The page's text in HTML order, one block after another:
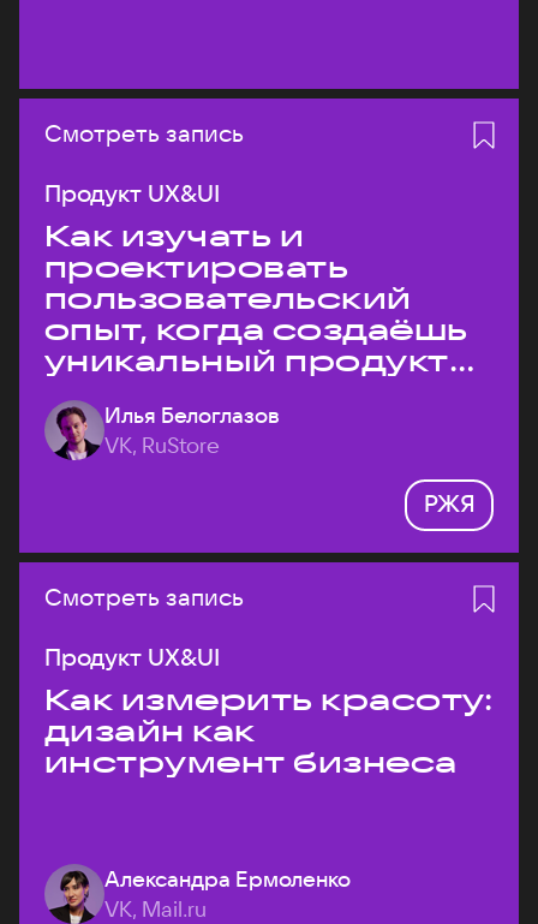
Смотреть запись
Продукт UX&UI
Как изучать и
проектировать
пользовательский
опыт, когда создаёшь
уникальный продукт
на рынке?
Илья Белоглазов
VK, RuStore
РЖЯ
Смотреть запись
Продукт UX&UI
Как измерить красоту:
дизайн как
инструмент бизнеса
Александра Ермоленко
VK, Mail.ru